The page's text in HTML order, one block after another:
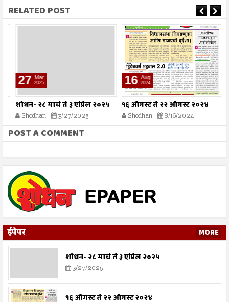
RELATED POST
27 Mar
2025
शोधन- २८ मार्च ते ३ एप्रिल २०२५
Shodhan 3/27/2025
16 Aug
2024
१६ ऑगस्ट ते २२ ऑगस्ट २०२४
Shodhan 8/16/2024
POST A COMMENT
ईपेपर MORE
शोधन- २८ मार्च ते ३ एप्रिल २०२५
3/27/2025
१६ ऑगस्ट ते २२ ऑगस्ट २०२४